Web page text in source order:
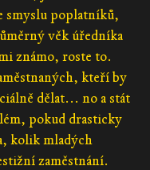
poplatníků,
věk úředníka
známo, roste to.
kteří by
dělat... no a stát
pokud drasticky
kolik mladých
zaměstnání.